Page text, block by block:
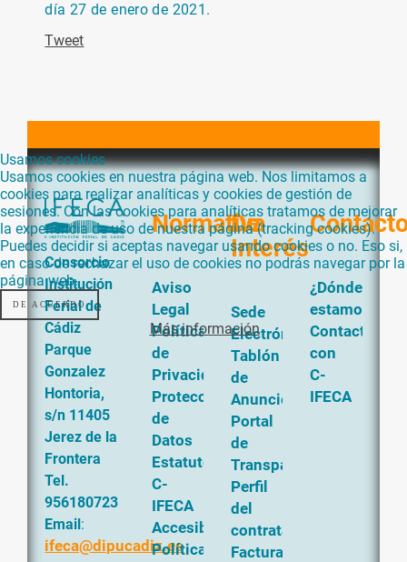
día 27 de enero de 2021.
Tweet
Consorcio
Institución
Ferial de
Cádiz
Parque
Gonzalez
Hontoria,
s/n 11405
Jerez de la
Frontera
Tel.
956180723
Email :
ifeca@dipucadiz.es
Normativa
Aviso
Legal
Política
de
Privacidad
Protección
de
Datos
Estatutos
C-
IFECA
Accesibilidad
Política
De
Interés
Sede
Electrónica
Tablón
de
Anuncios
Portal
de
Transparencia
Perfil
del
contratante
Factura
¿Dónde
estamos?
Contacta
con
C-
IFECA
Usamos cookies
Usamos cookies en nuestra página web. Nos limitamos a
cookies para realizar analíticas y cookies de gestión de
sesiones. Con las cookies para analíticas tratamos de mejorar
la experiencia de uso de nuestra página (tracking cookies).
Puedes decidir si aceptas navegar usando cookies o no. Eso si,
en caso de rechazar el uso de cookies no podrás navegar por la
página web.
DE ACUERDO
Más información